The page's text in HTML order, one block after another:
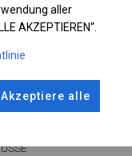
aller
AKZEPTIEREN“.
Akzeptiere alle